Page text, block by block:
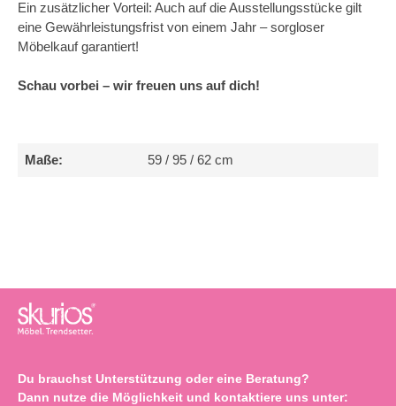
Ein zusätzlicher Vorteil: Auch auf die Ausstellungsstücke gilt
eine Gewährleistungsfrist von einem Jahr – sorgloser
Möbelkauf garantiert!
Schau vorbei – wir freuen uns auf dich!
Maße: 59 / 95 / 62 cm
Du brauchst Unterstützung oder eine Beratung?
Dann nutze die Möglichkeit und kontaktiere uns unter: